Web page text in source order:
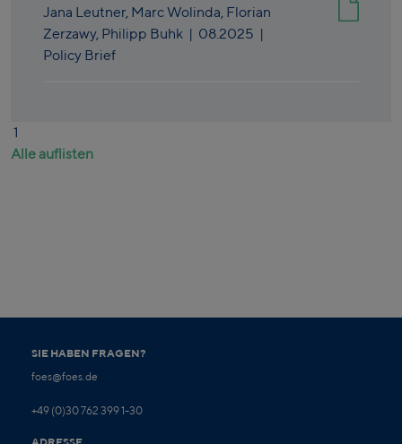
Jana Leutner, Marc Wolinda, Florian
Zerzawy, Philipp Buhk | 08.2025 |
Policy Brief
1
Alle auflisten
SIE HABEN FRAGEN?
foes@foes.de
+49 (0)30 762 399 1-30